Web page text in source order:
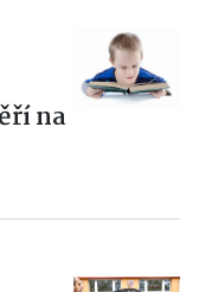
na